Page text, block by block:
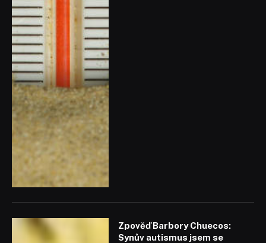
Zpověď Barbory Chuecos:
Synův autismus jsem se